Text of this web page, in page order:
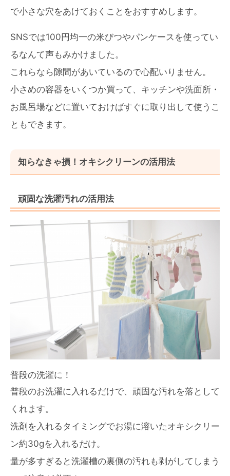
で小さな穴をあけておくことをおすすめします。
SNSでは100円均一の米びつやパンケースを使ってい
るなんて声もみかけました。
これらなら隙間があいているので心配いりません。
小さめの容器をいくつか買って、キッチンや洗面所・
お風呂場などに置いておけばすぐに取り出して使うこ
ともできます。
知らなきゃ損！オキシクリーンの活用法
頑固な洗濯汚れの活用法
普段の洗濯に！
普段のお洗濯に入れるだけで、頑固な汚れを落として
くれます。
洗剤を入れるタイミングでお湯に溶いたオキシクリー
ン約30gを入れるだけ。
量が多すぎると洗濯槽の裏側の汚れも剥がしてしまう